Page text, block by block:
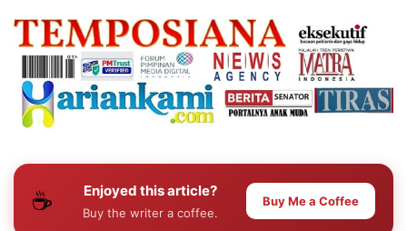
☕ Enjoyed this article?
Buy the writer a coffee.
Buy Me a Coffee